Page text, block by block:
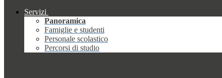
Servizi
Panoramica
Famiglie e studenti
Personale scolastico
Percorsi di studio